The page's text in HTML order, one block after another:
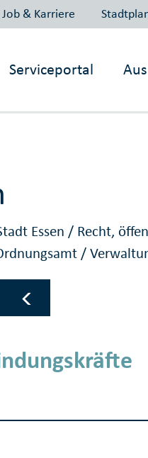
Job & Karriere
Serviceportal
Essen / Recht,
/